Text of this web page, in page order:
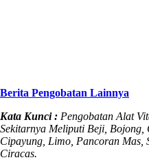
Berita Pengobatan Lainnya
Kata Kunci : Pengobatan Alat
Sekitarnya Meliputi Beji, Bojong,
Cipayung, Limo, Pancoran Mas,
Ciracas.